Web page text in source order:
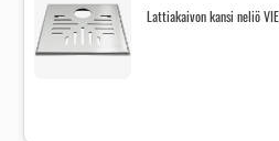
Lattiakaivon kansi neliö